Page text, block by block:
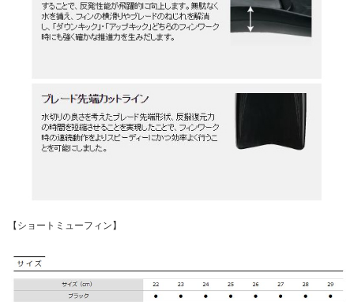
【ショートミューフィン】